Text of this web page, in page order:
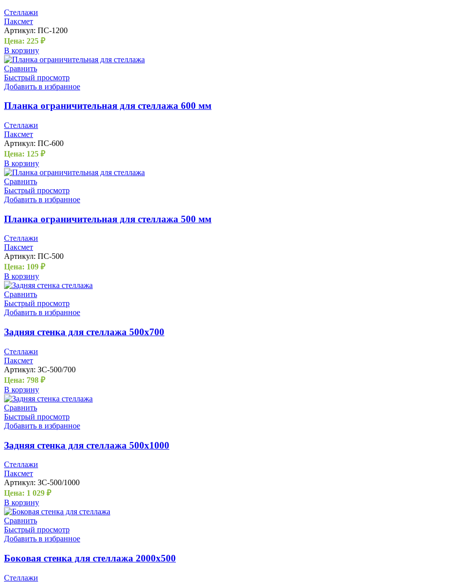
Стеллажи
Паксмет
Артикул: ПС-1200
Цена: 225 ₽
В корзину
Сравнить
Быстрый просмотр
Добавить в избранное
Планка ограничительная для стеллажа 600 мм
Стеллажи
Паксмет
Артикул: ПС-600
Цена: 125 ₽
В корзину
Сравнить
Быстрый просмотр
Добавить в избранное
Планка ограничительная для стеллажа 500 мм
Стеллажи
Паксмет
Артикул: ПС-500
Цена: 109 ₽
В корзину
Сравнить
Быстрый просмотр
Добавить в избранное
Задняя стенка для стеллажа 500х700
Стеллажи
Паксмет
Артикул: ЗС-500/700
Цена: 798 ₽
В корзину
Сравнить
Быстрый просмотр
Добавить в избранное
Задняя стенка для стеллажа 500х1000
Стеллажи
Паксмет
Артикул: ЗС-500/1000
Цена: 1 029 ₽
В корзину
Сравнить
Быстрый просмотр
Добавить в избранное
Боковая стенка для стеллажа 2000х500
Стеллажи